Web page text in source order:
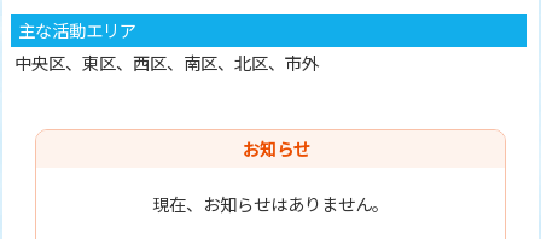
主な活動エリア
中央区、東区、西区、南区、北区、市外
お知らせ
現在、お知らせはありません。